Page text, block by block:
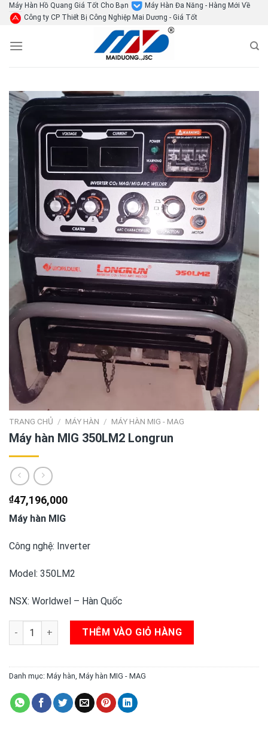
SkipMáy Hàn Hồ Quang Giá Tốt Cho Bạn
Máy Hàn Đa Năng - Hàng Mới Về
Công ty CP Thiết Bị Công Nghiệp Mai Dương - Giá Tốt
TRANG CHỦ / MÁY HÀN / MÁY HÀN MIG - MAG
Máy hàn MIG 350LM2 Longrun
₫47,196,000
Máy hàn MIG
Công nghệ: Inverter
Model: 350LM2
NSX: Worldwel – Hàn Quốc
Máy hàn MIG 350LM2 Longrun số lượng
THÊM VÀO GIỎ HÀNG
Danh mục: Máy hàn, Máy hàn MIG - MAG